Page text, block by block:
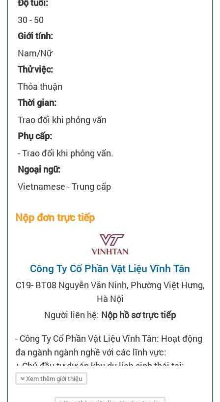
Độ tuổi:
30 - 50
Giới tính:
Nam/Nữ
Thử việc:
Thỏa thuận
Thời gian:
Trao đổi khi phỏng vấn
Phụ cấp:
- Trao đổi khi phỏng vấn.
Ngoại ngữ:
Vietnamese - Trung cấp
Nộp đơn trực tiếp
Công Ty Cổ Phần Vật Liệu Vĩnh Tân
C19- BT08 Nguyễn Văn Ninh, Phường Việt Hưng,
Hà Nội
Người liên hệ: Nộp hồ sơ trực tiếp
- Công Ty Cổ Phần Vật Liệu Vĩnh Tân: Hoạt động
đa ngành ngành nghề với các lĩnh vực:
+ Chủ đầu tư dự án khu du lịch sinh thái tại:
Sapa, Thái Nguyên, Ba Vì...
Xem thêm giới thiệu